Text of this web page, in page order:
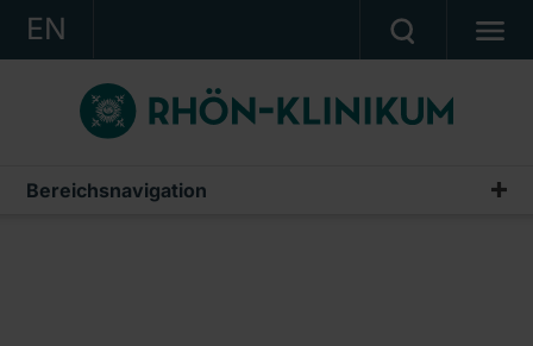
EN
KONZERN
KLINIKEN
KARRIERE
Bereichsnavigation
IR-News